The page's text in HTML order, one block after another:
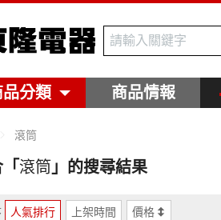
東隆電器
品分類 商品情報
滾筒
滾筒 」的搜尋結果
人氣排行 上架時間 價格